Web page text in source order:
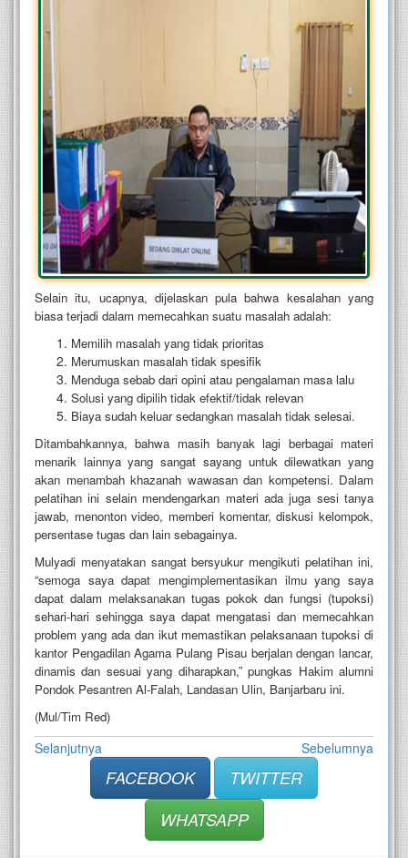
Selain itu, ucapnya, dijelaskan pula bahwa kesalahan yang
biasa terjadi dalam memecahkan suatu masalah adalah:
Memilih masalah yang tidak prioritas
Merumuskan masalah tidak spesifik
Menduga sebab dari opini atau pengalaman masa lalu
Solusi yang dipilih tidak efektif/tidak relevan
Biaya sudah keluar sedangkan masalah tidak selesai.
Ditambahkannya, bahwa masih banyak lagi berbagai materi
menarik lainnya yang sangat sayang untuk dilewatkan yang
akan menambah khazanah wawasan dan kompetensi. Dalam
pelatihan ini selain mendengarkan materi ada juga sesi tanya
jawab, menonton video, memberi komentar, diskusi kelompok,
persentase tugas dan lain sebagainya.
Mulyadi menyatakan sangat bersyukur mengikuti pelatihan ini,
“semoga saya dapat mengimplementasikan ilmu yang saya
dapat dalam melaksanakan tugas pokok dan fungsi (tupoksi)
sehari-hari sehingga saya dapat mengatasi dan memecahkan
problem yang ada dan ikut memastikan pelaksanaan tupoksi di
kantor Pengadilan Agama Pulang Pisau berjalan dengan lancar,
dinamis dan sesuai yang diharapkan,” pungkas Hakim alumni
Pondok Pesantren Al-Falah, Landasan Ulin, Banjarbaru ini.
(Mul/Tim Red)
Selanjutnya Sebelumnya
FACEBOOK
TWITTER
WHATSAPP